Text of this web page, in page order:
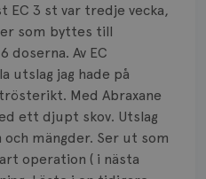
EC 3 st var tredje vecka,
som byttes till
doserna. Av EC
utslag jag hade på
Med Abraxane
ett djupt skov. Utslag
mängder. Ser ut som
operation ( i nästa